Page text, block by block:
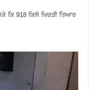
ਕਿ 918 ਕਿਲੋ ਖਿਚੜੀ ਤਿਆਰ